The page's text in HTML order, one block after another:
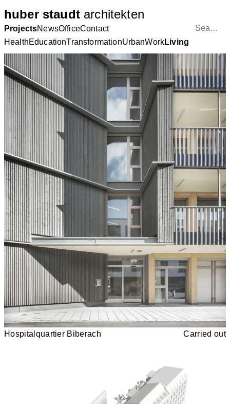
huber staudt architekten
ProjectsNewsOfficeContact
HealthEducationTransformationUrbanWorkLiving
Hospitalquartier Biberach Carried out